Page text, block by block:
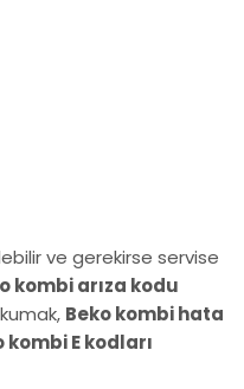
ve gerekirse servise
kombi arıza kodu
Beko kombi hata
kombi E kodları